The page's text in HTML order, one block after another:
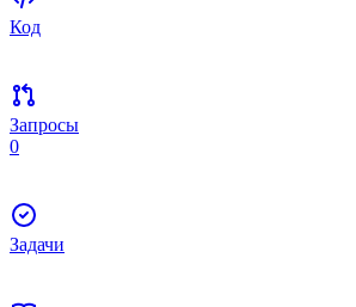
Код
Запросы
0
Задачи